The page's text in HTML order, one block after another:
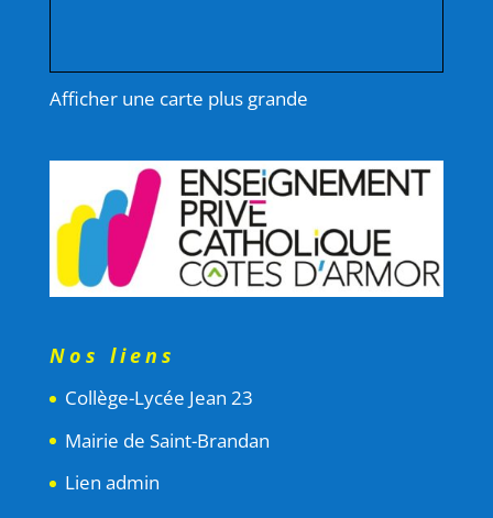
Afficher une carte plus grande
Nos liens
Collège-Lycée Jean 23
Mairie de Saint-Brandan
Lien admin